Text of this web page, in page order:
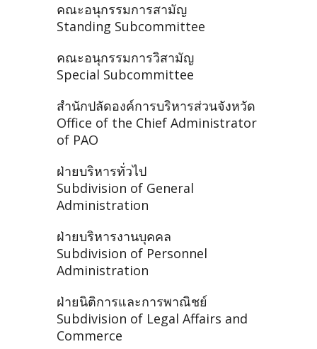
คณะอนุกรรมการสามัญ
Standing Subcommittee
คณะอนุกรรมการวิสามัญ
Special Subcommittee
สำนักปลัดองค์การบริหารส่วนจังหวัด
Office of the Chief Administrator
of PAO
ฝ่ายบริหารทั่วไป
Subdivision of General
Administration
ฝ่ายบริหารงานบุคคล
Subdivision of Personnel
Administration
ฝ่ายนิติการและการพาณิชย์
Subdivision of Legal Affairs and
Commerce